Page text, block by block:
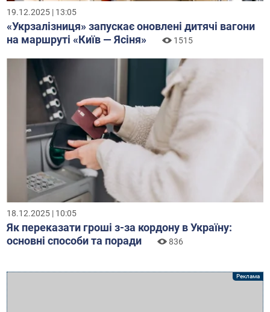
19.12.2025 | 13:05
«Укрзалізниця» запускає оновлені дитячі вагони
на маршруті «Київ — Ясіня»
1515
18.12.2025 | 10:05
Як переказати гроші з-за кордону в Україну:
основні способи та поради
836